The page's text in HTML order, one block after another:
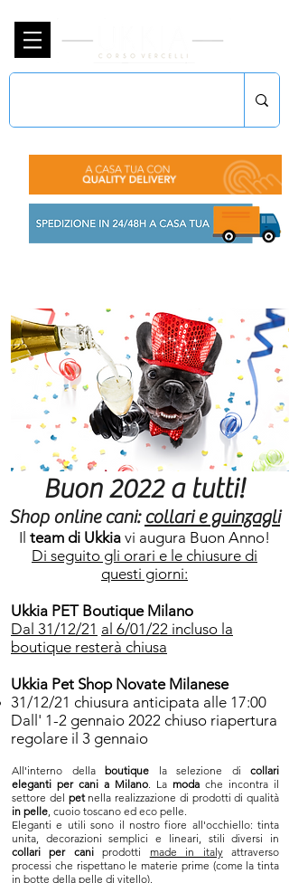
Buon 2022 a tutti!
Shop online cani: collari e guinzagli
Il team di Ukkia vi augura Buon Anno!
Di seguito gli orari e le chiusure di
questi giorni:
Ukkia PET Boutique Milano
Dal 31/12/21 al 6/01/22 incluso la
boutique resterà chiusa
Ukkia Pet Shop Novate Milanese
31/12/21 chiusura anticipata alle 17:00
Dall' 1-2 gennaio 2022 chiuso riapertura
regolare il 3 gennaio
All'interno della boutique la selezione di collari
eleganti per cani a Milano. La moda che incontra il
settore del pet nella realizzazione di prodotti di qualità
in pelle, cuoio toscano ed eco pelle.
Eleganti e utili sono il nostro fiore all'occhiello: tinta
unita, decorazioni semplici e lineari, stili diversi in
collari per caniprodotti made in italyattraverso
processi che rispettano le materie prime (come la tinta
in botte della pelle di vitello).